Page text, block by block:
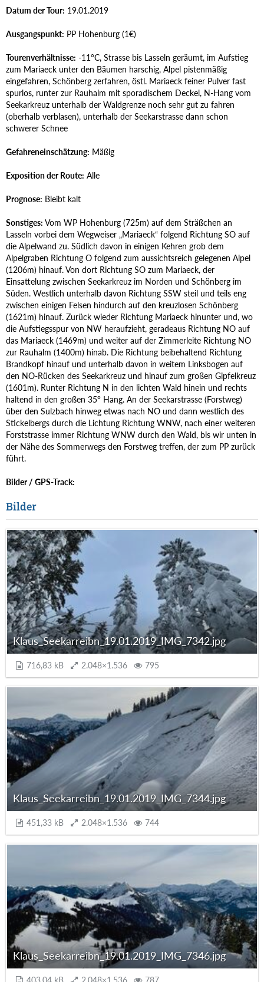
Datum der Tour: 19.01.2019
Ausgangspunkt: PP Hohenburg (1€)
Tourenverhältnisse: -11°C, Strasse bis Lasseln geräumt, im Aufstieg
zum Mariaeck unter den Bäumen harschig, Alpel pistenmäßig
eingefahren, Schönberg zerfahren, östl. Mariaeck feiner Pulver fast
spurlos, runter zur Rauhalm mit sporadischem Deckel, N-Hang vom
Seekarkreuz unterhalb der Waldgrenze noch sehr gut zu fahren
(oberhalb verblasen), unterhalb der Seekarstrasse dann schon
schwerer Schnee
Gefahreneinschätzung: Mäßig
Exposition der Route: Alle
Prognose: Bleibt kalt
Sonstiges: Vom WP Hohenburg (725m) auf dem Sträßchen an
Lasseln vorbei dem Wegweiser „Mariaeck“ folgend Richtung SO auf
die Alpelwand zu. Südlich davon in einigen Kehren grob dem
Alpelgraben Richtung O folgend zum aussichtsreich gelegenen Alpel
(1206m) hinauf. Von dort Richtung SO zum Mariaeck, der
Einsattelung zwischen Seekarkreuz im Norden und Schönberg im
Süden. Westlich unterhalb davon Richtung SSW steil und teils eng
zwischen einigen Felsen hindurch auf den kreuzlosen Schönberg
(1621m) hinauf. Zurück wieder Richtung Mariaeck hinunter und, wo
die Aufstiegsspur von NW heraufzieht, geradeaus Richtung NO auf
das Mariaeck (1469m) und weiter auf der Zimmerleite Richtung NO
zur Rauhalm (1400m) hinab. Die Richtung beibehaltend Richtung
Brandkopf hinauf und unterhalb davon in weitem Linksbogen auf
den NO-Rücken des Seekarkreuz und hinauf zum großen Gipfelkreuz
(1601m). Runter Richtung N in den lichten Wald hinein und rechts
haltend in den großen 35° Hang. An der Seekarstrasse (Forstweg)
über den Sulzbach hinweg etwas nach NO und dann westlich des
Stickelbergs durch die Lichtung Richtung WNW, nach einer weiteren
Forststrasse immer Richtung WNW durch den Wald, bis wir unten in
der Nähe des Sommerwegs den Forstweg treffen, der zum PP zurück
führt.
Bilder / GPS-Track:
Bilder
Klaus_Seekarreibn_19.01.2019_IMG_7342.jpg
716,83 kB 2.048×1.536 795
Klaus_Seekarreibn_19.01.2019_IMG_7344.jpg
451,33 kB 2.048×1.536 744
Klaus_Seekarreibn_19.01.2019_IMG_7346.jpg
403,04 kB 2.048×1.536 787